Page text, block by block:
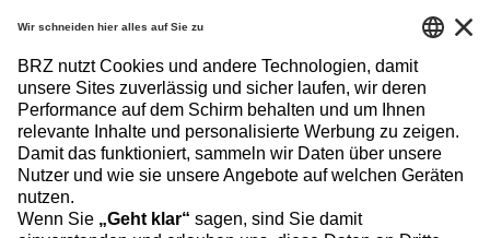
Rollnerstraße 180
90425 Nürnberg